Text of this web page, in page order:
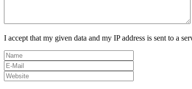
I accept that my given data and my IP address is sent to a